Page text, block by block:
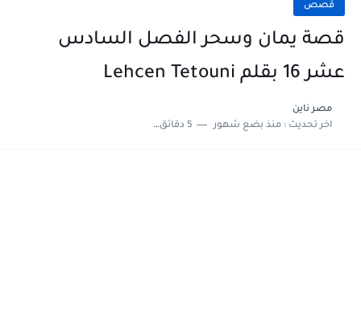
قصص
قصة يمان وسحر الفصل السادس
عشر 16 بقلم Lehcen Tetouni
مصر ناين
اخر تحديث :منذ بضع شهور 5 دقائق للقراءة